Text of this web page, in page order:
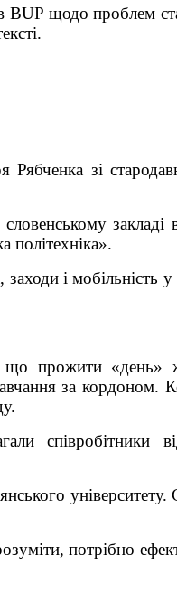
BUP щодо проблем
Рябченка зі
закладі
політехніка».
і мобільність у
що прожити «день»
за кордоном.
співробітники
університету.
потрібно